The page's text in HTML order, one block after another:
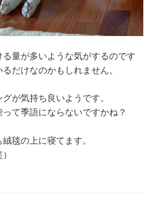
量が多いような気がするのです
だけなのかもしれません。
が気持ち良いようです。
て季語にならないですかね？
毯の上に寝てます。